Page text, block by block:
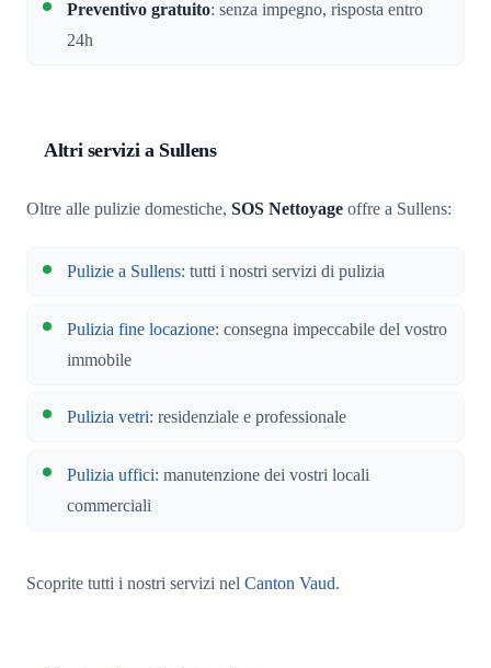
Preventivo gratuito: senza impegno, risposta entro
24h
Altri servizi a Sullens
Oltre alle pulizie domestiche, SOS Nettoyage offre a Sullens:
Pulizie a Sullens: tutti i nostri servizi di pulizia
Pulizia fine locazione: consegna impeccabile del vostro
immobile
Pulizia vetri: residenziale e professionale
Pulizia uffici: manutenzione dei vostri locali
commerciali
Scoprite tutti i nostri servizi nel Canton Vaud.